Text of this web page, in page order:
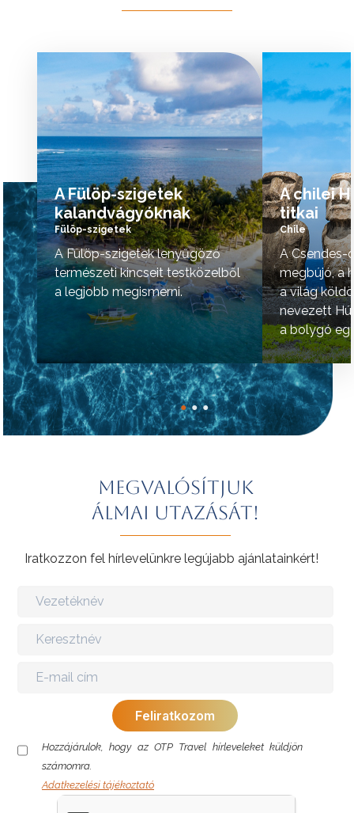
A programok sorrendje az indulási
A Fülöp-szigetek
kalandvágyóknak
Fülöp-szigetek
A Fülöp-szigetek lenyűgöző
természeti kincseit testközelből
a legjobb megismerni.
A chilei
titkai
Chile
A Csendes-
megbújó, a
a világ
nevezett
a bolygó
helyének
tovább »
● ● ●
Megvalósítjuk
álmai utazását!
Iratkozzon fel hírlevelünkre legújabb ajánlatainkért!
Hozzájárulok, hogy az OTP Travel hírleveleket küldjön
számomra.
Adatkezelési tájékoztató